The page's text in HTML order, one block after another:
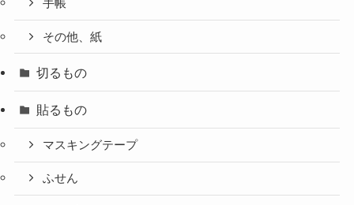
手帳
その他、紙
切るもの
貼るもの
マスキングテープ
ふせん